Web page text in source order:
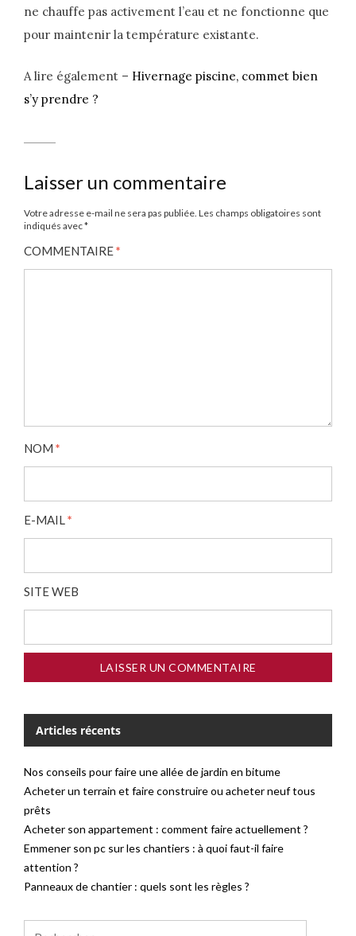
ne chauffe pas activement l’eau et ne fonctionne que
pour maintenir la température existante.
A lire également – Hivernage piscine, commet bien
s’y prendre ?
Laisser un commentaire
Votre adresse e-mail ne sera pas publiée. Les champs obligatoires sont
indiqués avec*
COMMENTAIRE*
NOM *
E-MAIL*
SITE WEB
Articles récents
Nos conseils pour faire une allée de jardin en bitume
Acheter un terrain et faire construire ou acheter neuf tous
prêts
Acheter son appartement : comment faire actuellement ?
Emmener son pc sur les chantiers : à quoi faut-il faire
attention ?
Panneaux de chantier : quels sont les règles ?